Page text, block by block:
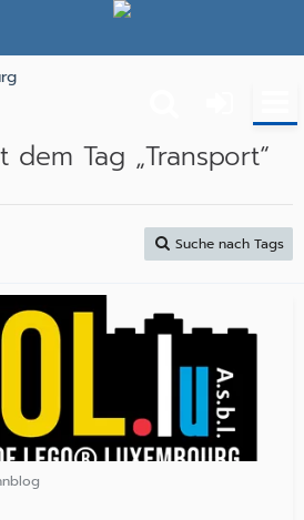
Tag „Transport“
Suche nach Tags